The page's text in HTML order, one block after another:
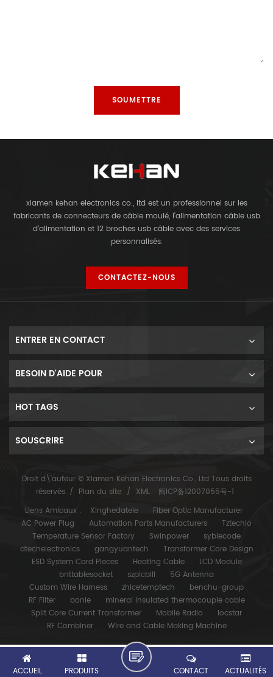
xiamen kehan electronics co., ltd est un professionnel sur les
fabricants de connecteurs de câble moulé, l'alimentation câble usb
d'alimentation et 12 broches usb câble avec des services
personnalisés.
CONTACTEZ-NOUS
ENTRER EN CONTACT
BESOIN D'AIDE POUR
HOT TAGS
SOUSCRIRE
Droit d\'auteur © Xiamen Kehan Electronics Co., Ltd Tous droits
réservés. / Plan du site / XML
闽ICP备12007055号-1
Liens Amicaux :
Xinghedatele
Fiber Optic Manufacturer
AC Power Plug
Automation Parts Manufacturers
Tztechio
Temperature Sensor Factory
Swinpower
syblecode
dtechelectronics
gangyuantech
Transformer Core Design
ESD System Card Pieces
Heating Cable
LCD Module
bnttablesocket
szpicbill
5G Antenna
Custom Wire Harness
zhicetemptech
benchu-group
RF Filter
bonle
mineral insulated thermocouple cable
Split Core Current Transformer
Mobile Radio
locstar
RF Combiner
Wire and Cable Making Machine
ACCUEIL PRODUITS ACTUALITÉS
CONTACT